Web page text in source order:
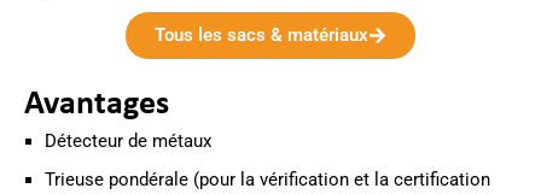
Tous les sacs & matériaux
Avantages
Détecteur de métaux
Trieuse pondérale (pour la vérification et la certification